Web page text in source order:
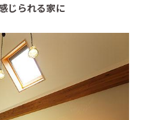
じられる家に